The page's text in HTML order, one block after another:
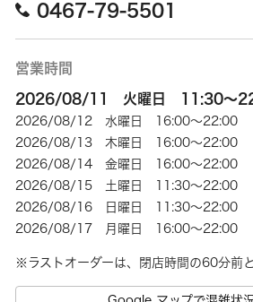
0467-79-5501
営業時間
2026/08/11 火曜日 11:30～
2026/08/12 水曜日 16:00～22:00
2026/08/13 木曜日 16:00～22:00
2026/08/14 金曜日 16:00～22:00
2026/08/15 土曜日 11:30～22:00
2026/08/16 日曜日 11:30～22:00
2026/08/17 月曜日 16:00～22:00